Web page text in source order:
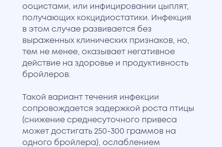
ооцистами, или инфицировании цыплят,
получающих кокцидиостатики. Инфекция
в этом случае развивается без
выраженных клинических признаков, но,
тем не менее, оказывает негативное
действие на здоровье и продуктивность
бройлеров.
Такой вариант течения инфекции
сопровождается задержкой роста птицы
(снижение среднесуточного привеса
может достигать 250-300 граммов на
одного бройлера), ослаблением